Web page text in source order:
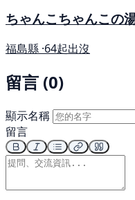
ちゃんこちゃんこの
福島縣 ·64起出沒
留言 (0)
顯示名稱
留言